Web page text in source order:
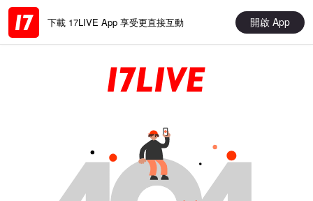
下載 17LIVE App 享受更直接互動 開啟 App